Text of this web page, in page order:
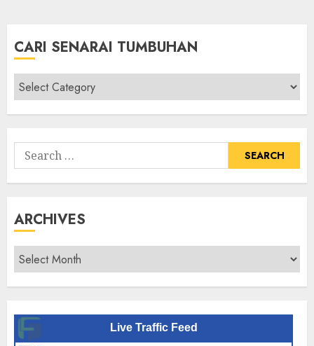
CARI SENARAI TUMBUHAN
Cari
Senarai
Tumbuhan
Search
for:
ARCHIVES
Archives
Live Traffic Feed